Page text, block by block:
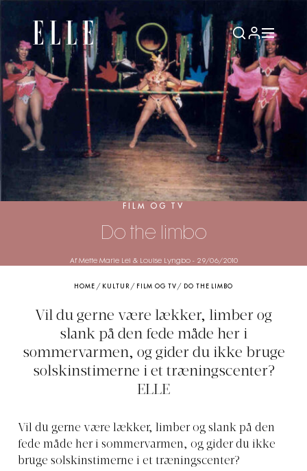
FILM OG TV
Do the limbo
Af Mette Marie Lei & Louise Lyngbo- 29/06/2010
HOME / KULTUR / FILM OG TV / DO THE LIMBO
Vil du gerne være lækker, limber og
slank på den fede måde her i
sommervarmen, og gider du ikke bruge
solskinstimerne i et træningscenter?
ELLE
Vil du gerne være lækker, limber og slank på den
fede måde her i sommervarmen, og gider du ikke
bruge solskinstimerne i et træningscenter?